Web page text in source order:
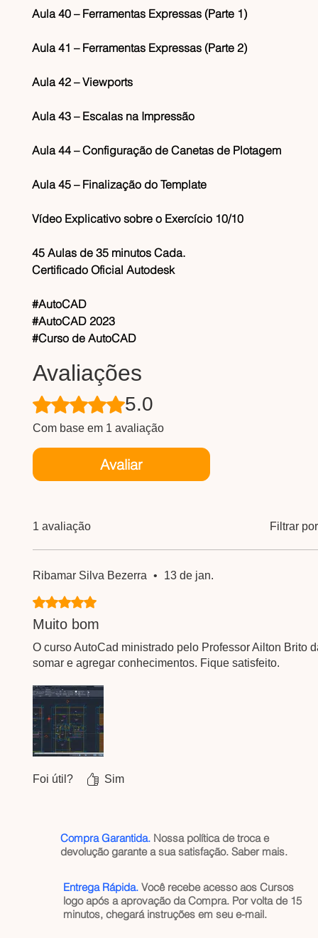
Aula 40 – Ferramentas Expressas (Parte 1)
Aula 41 – Ferramentas Expressas (Parte 2)
Aula 42 – Viewports
Aula 43 – Escalas na Impressão
Aula 44 – Configuração de Canetas de Plotagem
Aula 45 – Finalização do Template
Vídeo Explicativo sobre o Exercício 10/10
45 Aulas de 35 minutos Cada.
Certificado Oficial Autodesk
#AutoCAD
#AutoCAD 2023
#Curso de AutoCAD
Avaliações
Rated 5 out of 5 stars.5.0
Com base em 1 avaliação
Avaliar
1 avaliação Filtrar
Ribamar Silva Bezerra • 13 de jan.
Rated 5 out of 5 stars.
Muito bom
O curso AutoCad ministrado pelo Professor Ailton Brito
somar e agregar conhecimentos. Fique satisfeito.
Foi útil? Sim
Compra Garantida. Nossa política de troca e
devolução garante a sua satisfação. Saber mais.
Entrega Rápida. Você recebe acesso aos Cursos
logo após a aprovação da Compra. Por volta de 15
minutos, chegará instruções em seu e-mail.